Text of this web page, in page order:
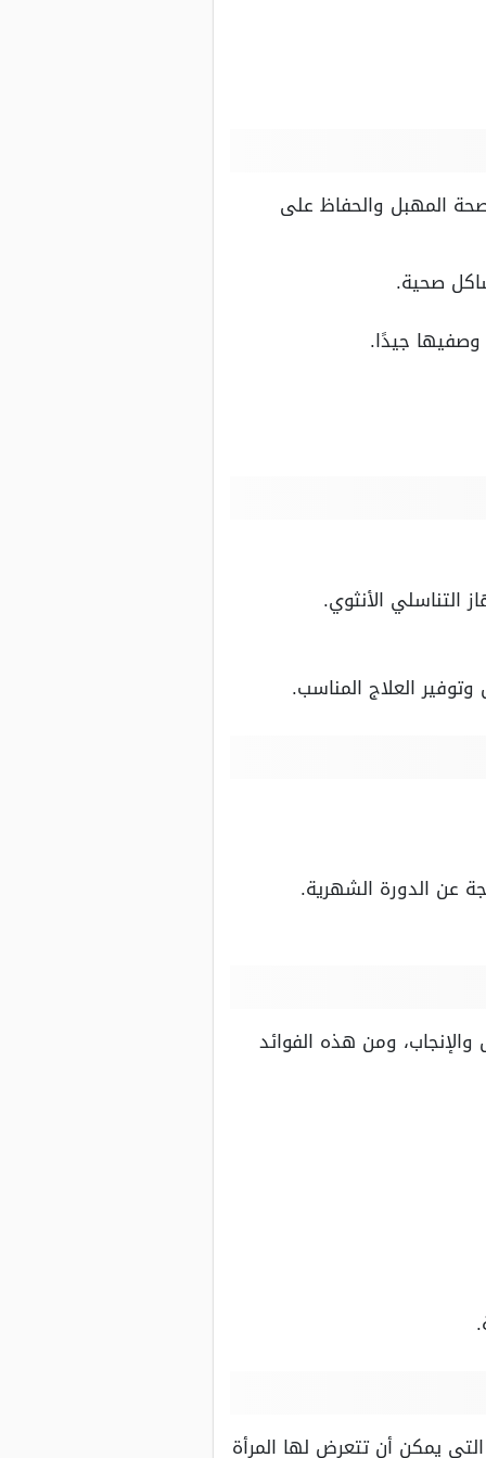
المهبل والحفاظ على
صحية.
الأنثوي.
العلاج المناسب.
عن الدورة الشهرية.
والإنجاب، ومن هذه الفوائد
التي يمكن أن تتعرض لها المرأة